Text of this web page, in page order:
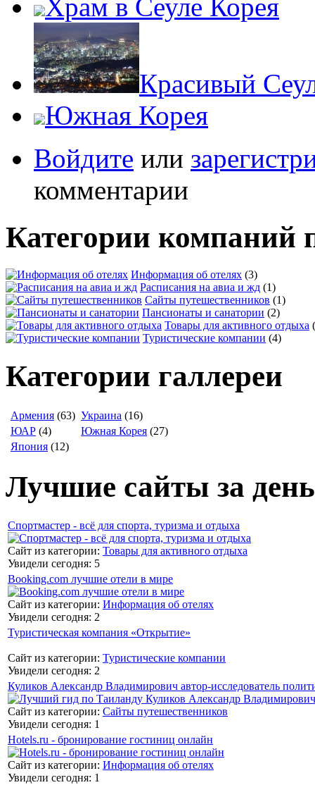
Храм в Сеуле Корея
Красивый
Южная Корея
Войдите или
комментарии
Категории компаний
Информация об отелях (3)
Расписания на авиа и жд (1)
Сайты путешественников (1)
Пансионаты и санатории (2)
Товары для активного отдыха
Туристические компании (4)
Категории галлереи
Армения (63) Украина (16)
ЮАР (4) Южная Корея (27)
Япония (12)
Лучшие сайты за день
Спортмастер - всё для спорта, туризма и отдыха
Сайт из категории: Товары для активного отдыха
Увидели сегодня: 5
Booking.com лучшие отели в мире
Сайт из категории: Информация об отелях
Увидели сегодня: 2
Туристическая компания «Открытие»
Сайт из категории: Туристические компании
Увидели сегодня: 2
Куликов Александр Владимирович автор-исследователь
Сайт из категории: Сайты путешественников
Увидели сегодня: 1
Hotels.ru - бронирование гостиниц онлайн
Сайт из категории: Информация об отелях
Увидели сегодня: 1